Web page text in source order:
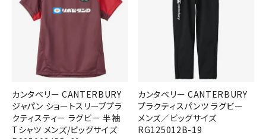
カンタベリー CANTERBURY
ジャパン ショートスリーブプラ
クティスティー ラグビー 半袖
Tシャツ メンズ/ビッグサイズ
カンタベリー CANTERBURY
プラクティスパンツ ラグビー
メンズ／ビッグサイズ
RG125012B-19